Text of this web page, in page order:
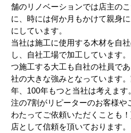
舗のリノベーションでは店主の
に、時には何か月もかけて親身
にしています。
当社は施工に使用する木材を自
し、自社工場で加工しています
つ施工する大工も自社の社員で
社の大きな強みとなっています
年、100年もつと当社は考えます
注の7割がリピーターのお客様や
わたってご依頼いただくことも
店として信頼を頂いております